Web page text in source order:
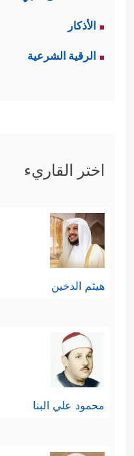
الأذكار
الرقية الشرعية
اختر القاريء
هيثم الدخين
محمود علي البنا